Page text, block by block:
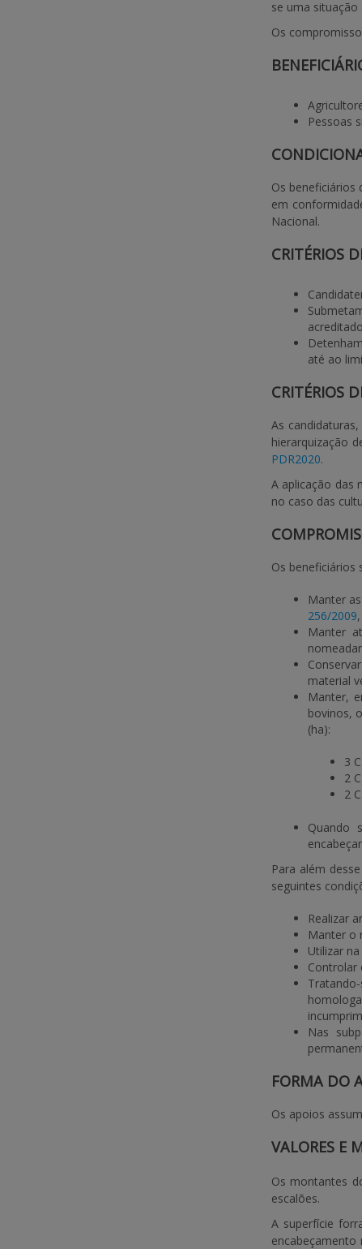
se uma
Os
Pessoas
Os beneficiários
em
Nacional.
CRITÉRIOS
até ao
CRITÉRIOS
As
hierarquização
PDR2020.
A aplicação das
no caso das
Os beneficiários
Manter
256/2009
Manter
material
Manter,
bovinos,
(ha):
3
2
2
Quando
Para além
seguintes
Realizar
Manter o
Utilizar
Controlar
Nas
FORMA DO
Os apoios
VALORES E
Os montantes
escalões.
A superfície